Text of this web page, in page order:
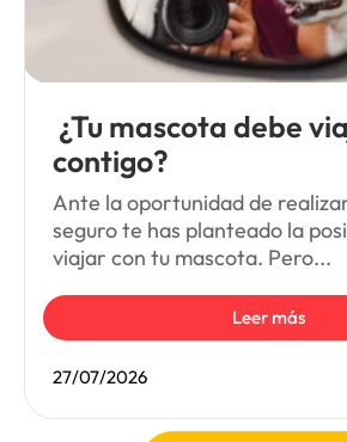
¿Tu mascota debe
contigo?
Ante la oportunidad de
seguro te has planteado la
viajar con tu mascota. Pero...
Leer más
27/07/2026